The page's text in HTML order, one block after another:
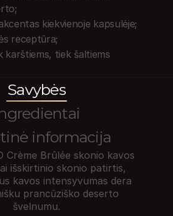
kiekvienoje kapsulėje;
receptūra;
karštiems, tiek šaltiems
Savybės
informacija
Crème Brûlée skonio kavos
išskirtinio skonio patirtis,
kavos intensyvumas dera
prancūziško deserto
švelnumu.